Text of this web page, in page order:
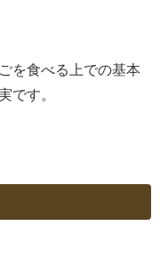
を食べる上での基本
です。